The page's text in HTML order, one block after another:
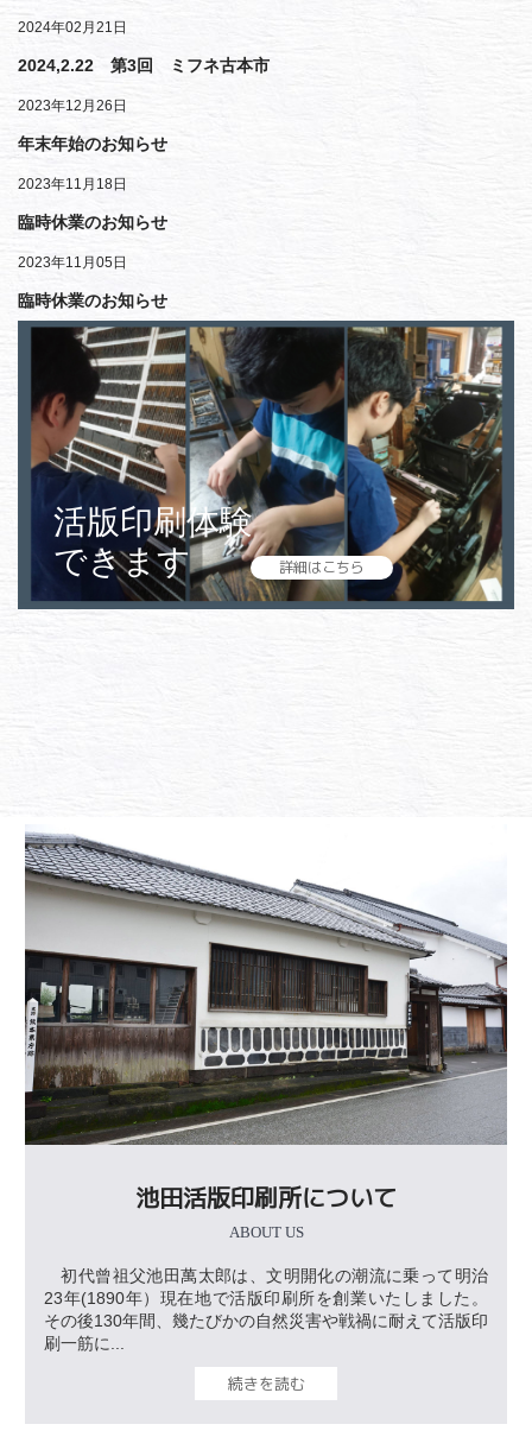
2024年02月21日
2024,2.22 第3回 ミフネ古本市
2023年12月26日
年末年始のお知らせ
2023年11月18日
臨時休業のお知らせ
2023年11月05日
臨時休業のお知らせ
活版印刷体験
できます
詳細はこちら
池田活版印刷所について
ABOUT US
初代曾祖父池田萬太郎は、文明開化の潮流に乗って明治
23年(1890年）現在地で活版印刷所を創業いたしました。
その後130年間、幾たびかの自然災害や戦禍に耐えて活版印
刷一筋に...
続きを読む